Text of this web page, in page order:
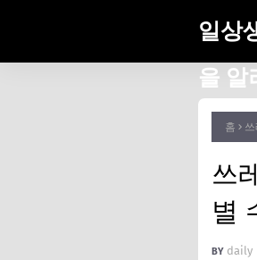
일상
을 알
홈
쓰
별
daily